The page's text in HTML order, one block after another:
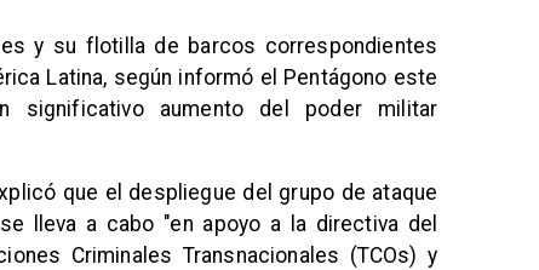
y su flotilla de barcos correspondientes
Latina, según informó el Pentágono este
significativo aumento del poder militar
que el despliegue del grupo de ataque
lleva a cabo "en apoyo a la directiva del
Criminales Transnacionales (TCOs) y